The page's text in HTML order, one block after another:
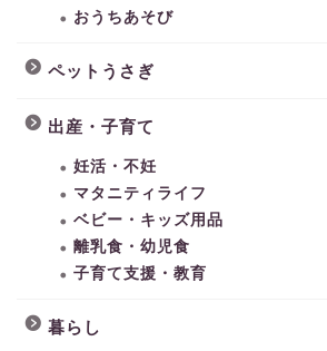
おうちあそび
ペットうさぎ
出産・子育て
妊活・不妊
マタニティライフ
ベビー・キッズ用品
離乳食・幼児食
子育て支援・教育
暮らし